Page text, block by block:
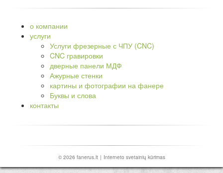
о компании
услуги
Услуги фрезерные с ЧПУ (CNC)
CNC гравировки
дверные панели МДФ
Ажурные стенки
картины и фотографии на фанере
Буквы и слова
контакты
© 2026 fanerus.lt | Interneto svetainių kūrimas